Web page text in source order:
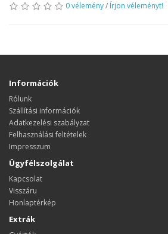
0 vélemény/ Írjon véleményt!
Információk
Rólunk
Szállítási információk
Adatkezelési szabályzat
Felhasználási feltételek
Impresszum
Ügyfélszolgálat
Kapcsolat
Visszáru
Honlaptérkép
Extrák